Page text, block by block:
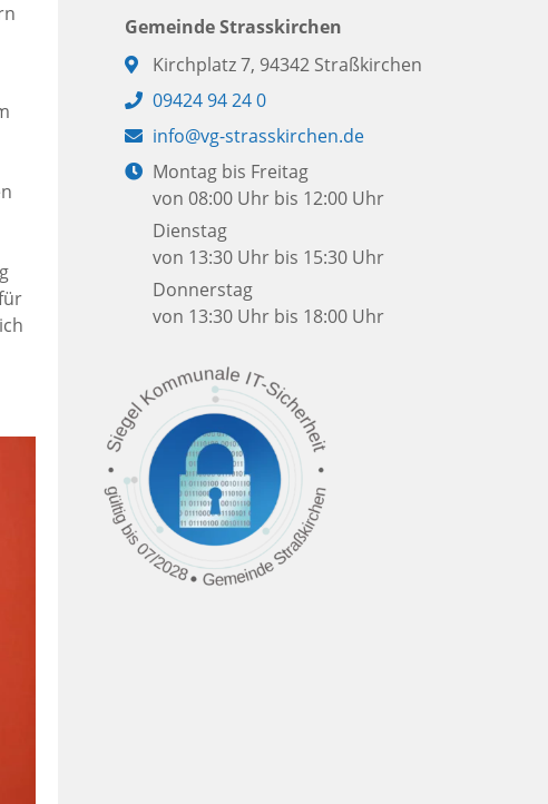
Gemeinde Strasskirchen
Adresse:
Kirchplatz 7, 94342 Straßkirchen
Telefon:
09424 94 24 0
E-
Mail:
info@vg-strasskirchen.de
Öffnungszeiten:
Montag bis Freitag
von 08:00 Uhr bis 12:00 Uhr
Dienstag
von 13:30 Uhr bis 15:30 Uhr
Donnerstag
von 13:30 Uhr bis 18:00 Uhr